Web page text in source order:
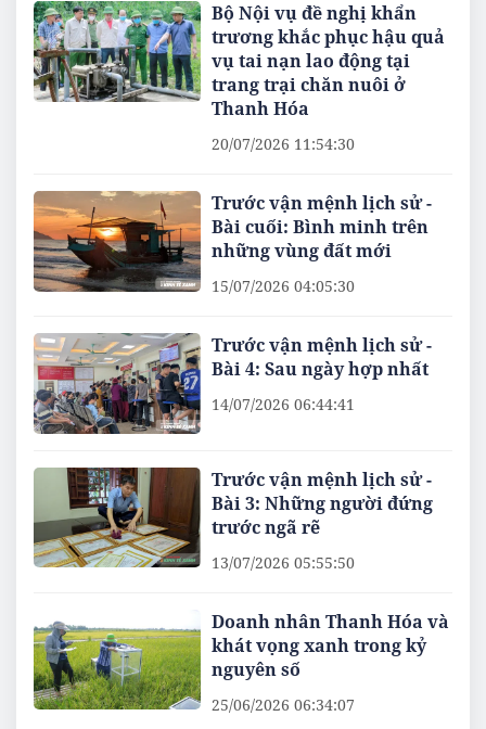
Bộ Nội vụ đề nghị khẩn
trương khắc phục hậu quả
vụ tai nạn lao động tại
trang trại chăn nuôi ở
Thanh Hóa
20/07/2026 11:54:30
Trước vận mệnh lịch sử -
Bài cuối: Bình minh trên
những vùng đất mới
15/07/2026 04:05:30
Trước vận mệnh lịch sử -
Bài 4: Sau ngày hợp nhất
14/07/2026 06:44:41
Trước vận mệnh lịch sử -
Bài 3: Những người đứng
trước ngã rẽ
13/07/2026 05:55:50
Doanh nhân Thanh Hóa và
khát vọng xanh trong kỷ
nguyên số
25/06/2026 06:34:07